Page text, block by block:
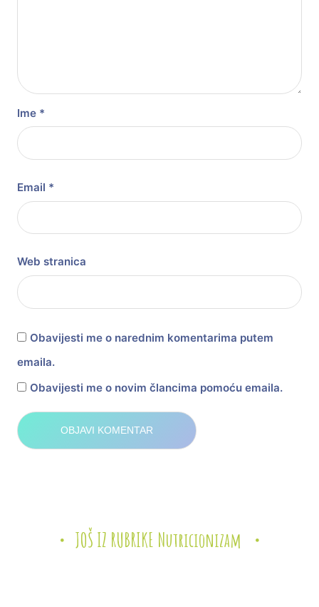
Ime *
Email *
Web stranica
Obavijesti me o narednim komentarima putem
emaila.
Obavijesti me o novim člancima pomoću emaila.
JOŠ IZ RUBRIKE Nutricionizam